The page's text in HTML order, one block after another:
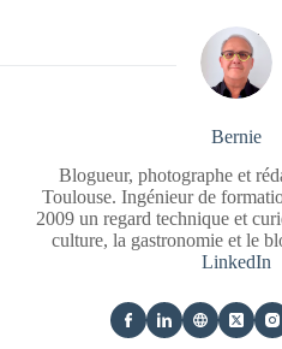
Bernie
Blogueur, photographe et
Toulouse. Ingénieur de
2009 un regard technique et
culture, la gastronomie et le
LinkedIn